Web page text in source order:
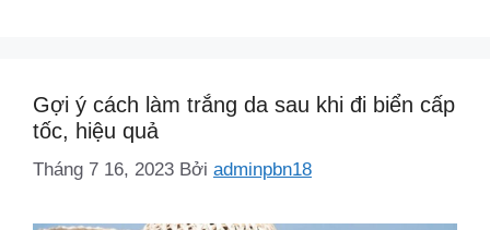
Gợi ý cách làm trắng da sau khi đi biển cấp
tốc, hiệu quả
Tháng 7 16, 2023 Bởi adminpbn18